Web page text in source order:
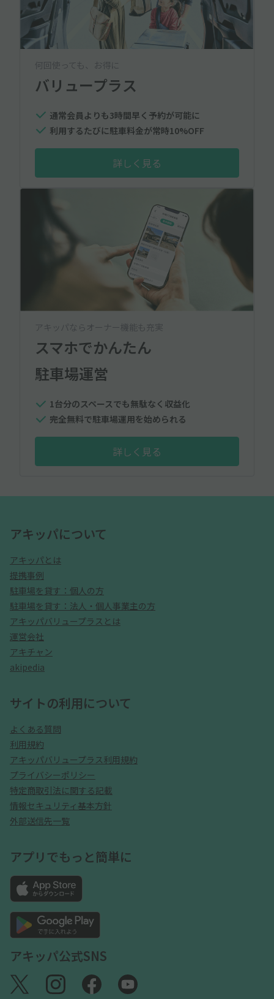
何回使っても、お得に
バリュープラス
通常会員よりも3時間早く予約が可能に
利用するたびに駐車料金が常時10%OFF
詳しく見る
アキッパならオーナー機能も充実
スマホでかんたん
駐車場運営
1台分のスペースでも無駄なく収益化
完全無料で駐車場運用を始められる
詳しく見る
アキッパについて
アキッパとは
提携事例
駐車場を貸す：個人の方
駐車場を貸す：法人・個人事業主の方
アキッパバリュープラスとは
運営会社
アキチャン
akipedia
サイトの利用について
よくある質問
利用規約
アキッパバリュープラス利用規約
プライバシーポリシー
特定商取引法に関する記載
情報セキュリティ基本方針
外部送信先一覧
アプリでもっと簡単に
アキッパ公式SNS